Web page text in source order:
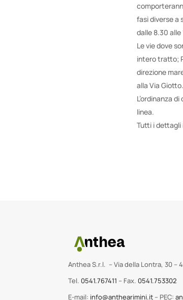
fasi diverse a
dalle 8.30 alle
Le vie dove
intero tratto;
direzione
alla Via Giotto.
L’ordinanza
linea.
Tutti i dettagli
Anthea S.r.l. – Via della Lontra, 30 –
Tel. 0541.767411 – Fax. 0541.753302
E-mail: info@anthearimini.it – PEC: